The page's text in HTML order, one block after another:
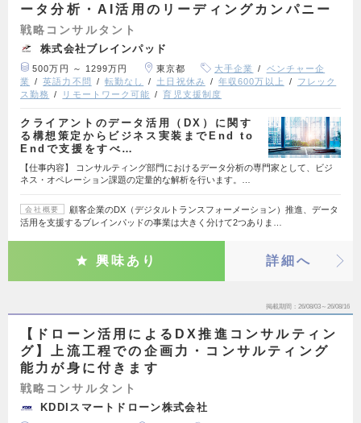
ータ分析・AI活用のリーディングカンパニー
戦略コンサルタント
株式会社ブレインパッド
500万円 ～ 1299万円 東京都 大手企業
ベンチャー企
業
英語力不問 転勤なし 土日祝休み 年収600万以上
フレック
ス勤務
リモートワーク可能 育児支援制度
クライアントのデータ活用（DX）に関す
る構想策定からビジネス実装までEnd to
Endで支援をすべ…
【仕事内容】 コンサルティング部門におけるデータ分析の専門家として、ビジ
ネス・オペレーション課題の定量的な解析を行います。…
会社概要
顧客企業のDX（デジタルトランスフォーメーション）推進、データ
活用を支援するブレインパッドの事業は大きく分けて2つありま…
興味あり 詳細へ
掲載期間 26/08/03～26/08/16
【ドローン活用によるDX推進コンサルティン
グ】上流工程での企画力・コンサルティング
能力が身に付きます
戦略コンサルタント
KDDIスマートドローン株式会社